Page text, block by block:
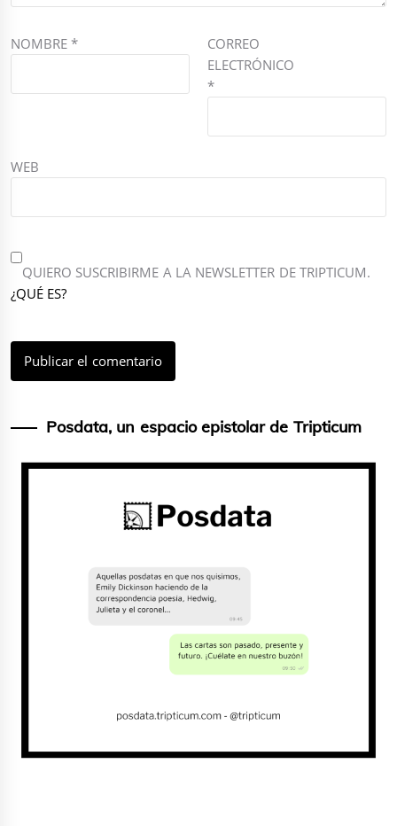
NOMBRE*
CORREO
ELECTRÓNICO
*
WEB
QUIERO SUSCRIBIRME A LA NEWSLETTER DE TRIPTICUM.
¿QUÉ ES?
Posdata, un espacio epistolar de Tripticum